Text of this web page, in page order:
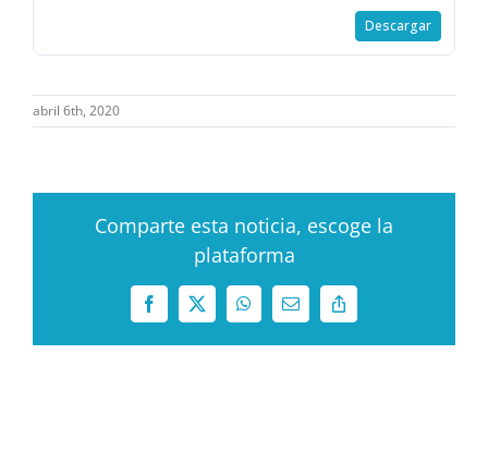
Descargar
abril 6th, 2020
Comparte esta noticia, escoge la
plataforma
Facebook
X WhatsAppCorreo
electrónico
Copy
Link